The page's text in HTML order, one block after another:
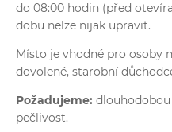
do 08:00 hodin (před
dobu nelze nijak upravit.
Místo je vhodné pro osoby
dovolené, starobní
Požadujeme:
pečlivost.